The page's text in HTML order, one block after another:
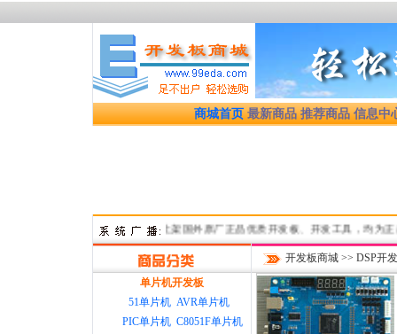
商城首页 最新商品 推荐商品 信息中
陆续上架国外原厂正品优质开发板、开发工具，均为正
单片机开发板
51单片机 AVR单片机
PIC单片机 C8051F单片机
开发板商城 >> DSP开